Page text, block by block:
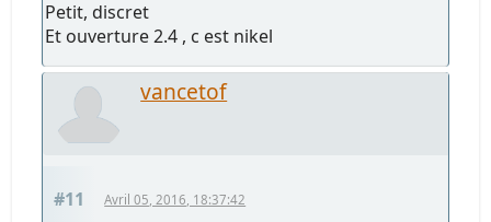
Petit, discret
Et ouverture 2.4 , c est nikel
vancetof
#11 Avril 05, 2016, 18:37:42